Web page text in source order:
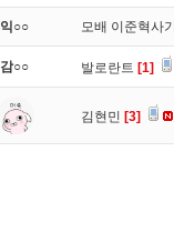
익○○ 모배 이준혁사기
감○○ 발로란트 [1]
김현민 [3]